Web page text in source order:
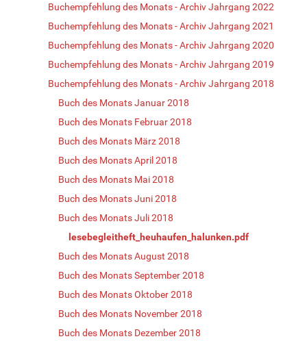
Buchempfehlung des Monats - Archiv Jahrgang 2022
Buchempfehlung des Monats - Archiv Jahrgang 2021
Buchempfehlung des Monats - Archiv Jahrgang 2020
Buchempfehlung des Monats - Archiv Jahrgang 2019
Buchempfehlung des Monats - Archiv Jahrgang 2018
Buch des Monats Januar 2018
Buch des Monats Februar 2018
Buch des Monats März 2018
Buch des Monats April 2018
Buch des Monats Mai 2018
Buch des Monats Juni 2018
Buch des Monats Juli 2018
lesebegleitheft_heuhaufen_halunken.pdf
Buch des Monats August 2018
Buch des Monats September 2018
Buch des Monats Oktober 2018
Buch des Monats November 2018
Buch des Monats Dezember 2018